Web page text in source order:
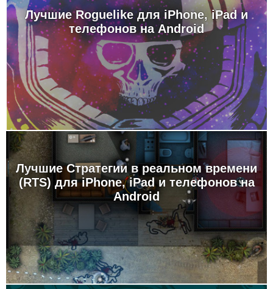
Лучшие Roguelike для iPhone, iPad и
телефонов на Android
Лучшие Стратегии в реальном времени
(RTS) для iPhone, iPad и телефонов на
Android